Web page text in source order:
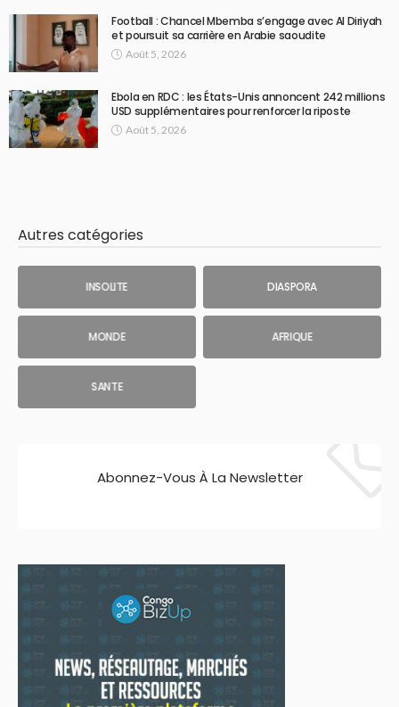
Football : Chancel Mbemba s’engage avec Al Diriyah
et poursuit sa carrière en Arabie saoudite
Août 5, 2026
Ebola en RDC : les États-Unis annoncent 242 millions
USD supplémentaires pour renforcer la riposte
Août 5, 2026
Autres catégories
INSOLITE DIASPORA
MONDE AFRIQUE
SANTE
Abonnez-Vous À La Newsletter